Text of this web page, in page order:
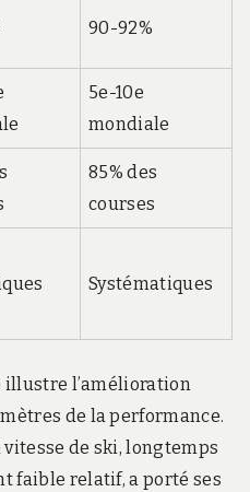
90-92%
5e-10e
mondiale
85% des
courses
Systématiques
l’amélioration
de la performance.
de ski, longtemps
faible relatif, a porté ses